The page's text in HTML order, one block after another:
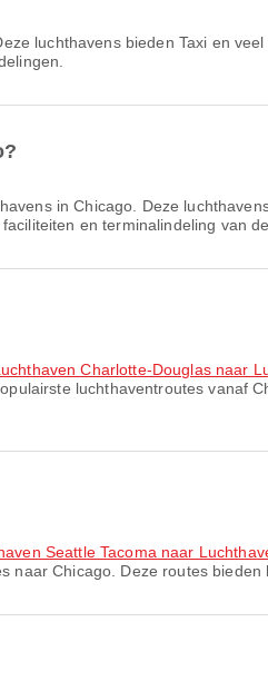
luchthavens bieden Taxi en
in Chicago. Deze
en terminalindeling van
Charlotte-Douglas naar
luchthaventroutes vanaf
Seattle Tacoma naar
naar Chicago. Deze routes bieden